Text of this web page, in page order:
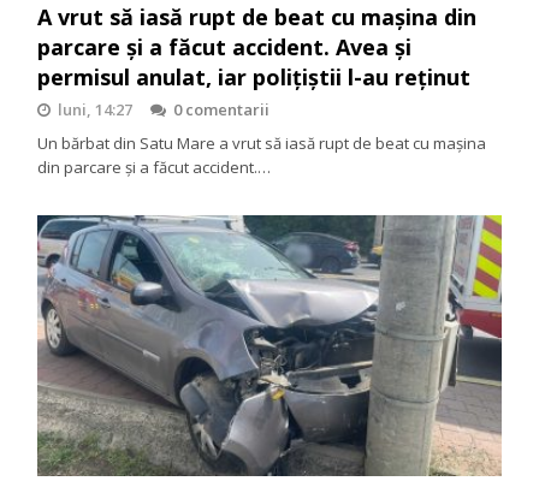
A vrut să iasă rupt de beat cu mașina din
parcare și a făcut accident. Avea și
permisul anulat, iar polițiștii l-au reținut
luni, 14:27
0 comentarii
Un bărbat din Satu Mare a vrut să iasă rupt de beat cu mașina
din parcare și a făcut accident.…